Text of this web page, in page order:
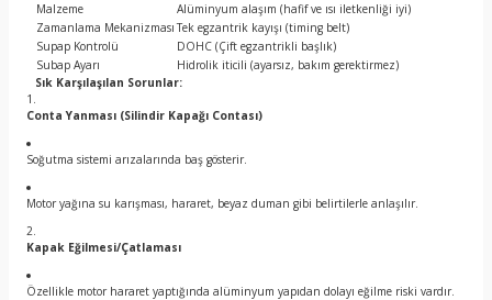
Malzeme
Alüminyum alaşım (hafif ve ısı iletkenliği iyi)
Zamanlama Mekanizması Tek egzantrik kayışı (timing belt)
Supap Kontrolü
DOHC (Çift egzantrikli başlık)
Subap Ayarı
Hidrolik iticili (ayarsız, bakım gerektirmez)
Sık Karşılaşılan Sorunlar:
Conta Yanması (Silindir Kapağı Contası)
Soğutma sistemi arızalarında baş gösterir.
Motor yağına su karışması, hararet, beyaz duman gibi belirtilerle anlaşılır.
Kapak Eğilmesi/Çatlaması
Özellikle motor hararet yaptığında alüminyum yapıdan dolayı eğilme riski vardır.